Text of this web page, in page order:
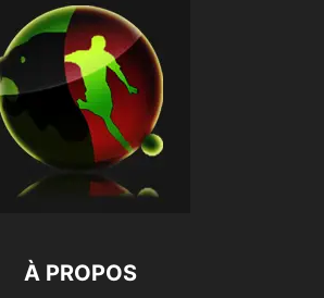
À PROPOS